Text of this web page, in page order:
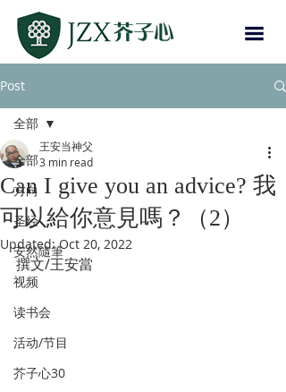
Post
全部
方向
圣经
安然隨筆
视频
读书会
活动/节目
芥子心30
全部
Can I give you an advice? 我
可以給你意見嗎？（2）
王安当神父
3 min read
Updated:Oct 20, 2022
撰文/王安當